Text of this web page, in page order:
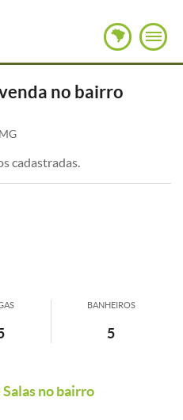
no bairro
cadastradas.
BANHEIROS
5
no bairro